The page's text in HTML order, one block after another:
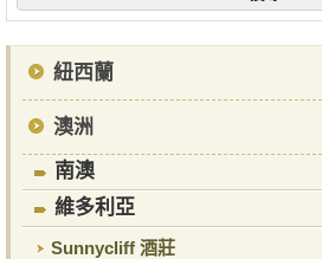
紐西蘭
澳洲
南澳
維多利亞
Sunnycliff 酒莊